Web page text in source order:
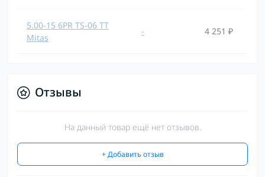
5.00-15 6PR TS-06 TT
Mitas
- 4 251 ₽
Отзывы
На данный товар ещё нет отзывов.
+ Добавить отзыв